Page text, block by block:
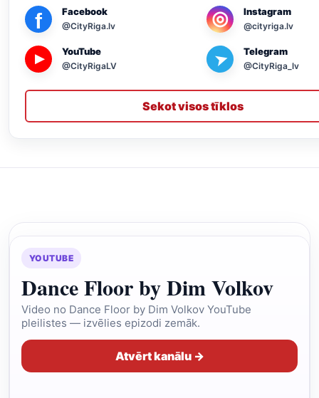
f Facebook
@CityRiga.lv ◎ Instagram
@cityriga.lv
▶
YouTube
@CityRigaLV ➤ Telegram
@CityRiga_lv
Sekot visos tīklos
YOUTUBE
Dance Floor by Dim Volkov
Video no Dance Floor by Dim Volkov YouTube
pleilistes — izvēlies epizodi zemāk.
Atvērt kanālu →